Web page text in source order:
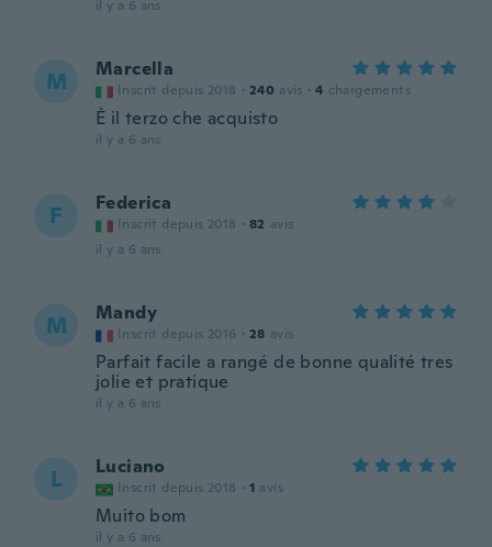
il y a 6 ans
M Marcella
Inscrit depuis 2018 · 240 avis · 4 chargements
È il terzo che acquisto
il y a 6 ans
F Federica
Inscrit depuis 2018 · 82 avis
il y a 6 ans
M Mandy
Inscrit depuis 2016 · 28 avis
Parfait facile a rangé de bonne qualité tres
jolie et pratique
il y a 6 ans
L Luciano
Inscrit depuis 2018 · 1 avis
Muito bom
il y a 6 ans